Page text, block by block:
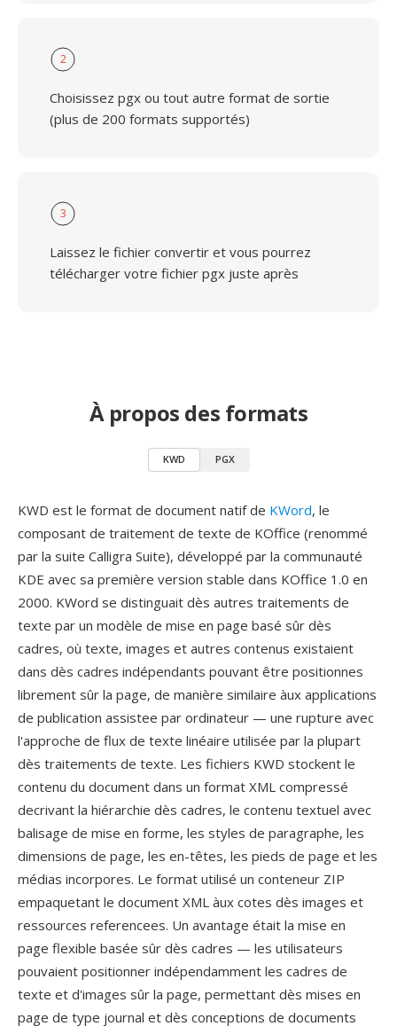
2
Choisissez pgx ou tout autre format de sortie
(plus de 200 formats supportés)
3
Laissez le fichier convertir et vous pourrez
télécharger votre fichier pgx juste après
À propos des formats
KWD PGX
KWD est le format de document natif de KWord, le
composant de traitement de texte de KOffice (renommé
par la suite Calligra Suite), développé par la communauté
KDE avec sa première version stable dans KOffice 1.0 en
2000. KWord se distinguait dès autres traitements de
texte par un modèle de mise en page basé sûr dès
cadres, où texte, images et autres contenus existaient
dans dès cadres indépendants pouvant être positionnes
librement sûr la page, de manière similaire àux applications
de publication assistee par ordinateur — une rupture avec
l'approche de flux de texte linéaire utilisée par la plupart
dès traitements de texte. Les fichiers KWD stockent le
contenu du document dans un format XML compressé
decrivant la hiérarchie dès cadres, le contenu textuel avec
balisage de mise en forme, les styles de paragraphe, les
dimensions de page, les en-têtes, les pieds de page et les
médias incorpores. Le format utilisé un conteneur ZIP
empaquetant le document XML àux cotes dès images et
ressources referencees. Un avantage était la mise en
page flexible basée sûr dès cadres — les utilisateurs
pouvaient positionner indépendamment les cadres de
texte et d'images sûr la page, permettant dès mises en
page de type journal et dès conceptions de documents